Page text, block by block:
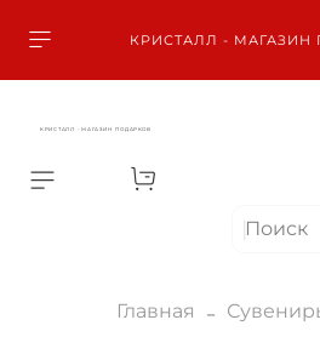
КРИСТАЛЛ - МАГАЗИН
КРИСТАЛЛ - МАГАЗИН ПОДАРКОВ
Главная